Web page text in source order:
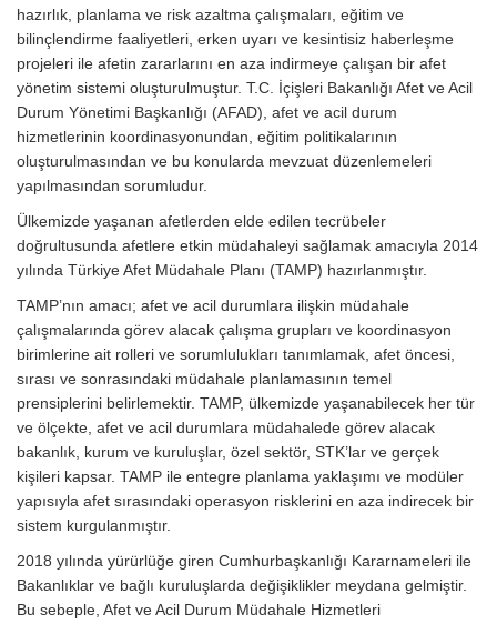
hazırlık, planlama ve risk azaltma çalışmaları, eğitim ve
bilinçlendirme faaliyetleri, erken uyarı ve kesintisiz haberleşme
projeleri ile afetin zararlarını en aza indirmeye çalışan bir afet
yönetim sistemi oluşturulmuştur. T.C. İçişleri Bakanlığı Afet ve Acil
Durum Yönetimi Başkanlığı (AFAD), afet ve acil durum
hizmetlerinin koordinasyonundan, eğitim politikalarının
oluşturulmasından ve bu konularda mevzuat düzenlemeleri
yapılmasından sorumludur.
Ülkemizde yaşanan afetlerden elde edilen tecrübeler
doğrultusunda afetlere etkin müdahaleyi sağlamak amacıyla 2014
yılında Türkiye Afet Müdahale Planı (TAMP) hazırlanmıştır.
TAMP’nın amacı; afet ve acil durumlara ilişkin müdahale
çalışmalarında görev alacak çalışma grupları ve koordinasyon
birimlerine ait rolleri ve sorumlulukları tanımlamak, afet öncesi,
sırası ve sonrasındaki müdahale planlamasının temel
prensiplerini belirlemektir. TAMP, ülkemizde yaşanabilecek her tür
ve ölçekte, afet ve acil durumlara müdahalede görev alacak
bakanlık, kurum ve kuruluşlar, özel sektör, STK’lar ve gerçek
kişileri kapsar. TAMP ile entegre planlama yaklaşımı ve modüler
yapısıyla afet sırasındaki operasyon risklerini en aza indirecek bir
sistem kurgulanmıştır.
2018 yılında yürürlüğe giren Cumhurbaşkanlığı Kararnameleri ile
Bakanlıklar ve bağlı kuruluşlarda değişiklikler meydana gelmiştir.
Bu sebeple, Afet ve Acil Durum Müdahale Hizmetleri